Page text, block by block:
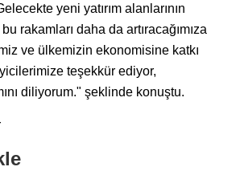
yeni yatırım alanlarının
rakamları daha da artıracağımıza
ve ülkemizin ekonomisine katkı
teşekkür ediyor,
diliyorum." şeklinde konuştu.